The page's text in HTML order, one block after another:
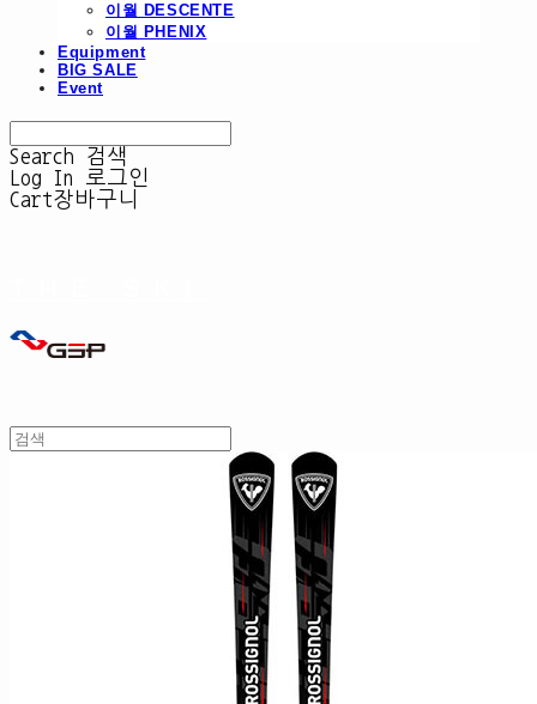
이월 DESCENTE
이월 PHENIX
Equipment
BIG SALE
Event
Search
검색
Log In
로그인
Cart장바구니